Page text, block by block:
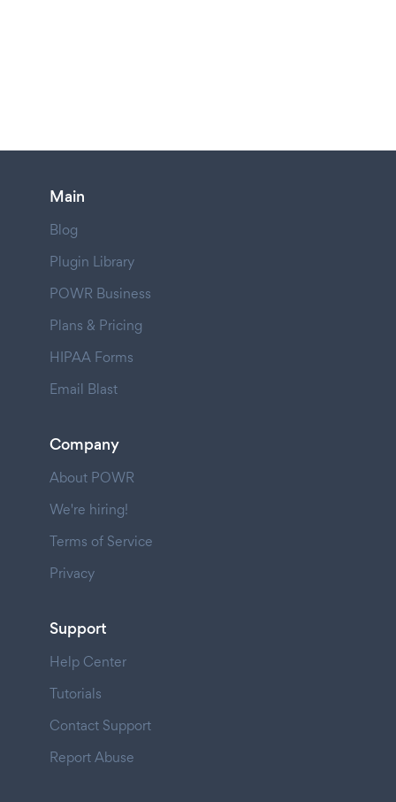
Main
Blog
Plugin Library
POWR Business
Plans & Pricing
HIPAA Forms
Email Blast
Company
About POWR
We're hiring!
Terms of Service
Privacy
Support
Help Center
Tutorials
Contact Support
Report Abuse